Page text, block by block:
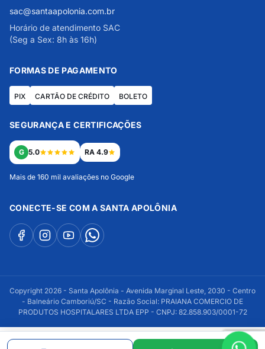
sac@santaapolonia.com.br
Horário de atendimento SAC
(Seg a Sex: 8h às 16h)
FORMAS DE PAGAMENTO
PIX CARTÃO DE CRÉDITO BOLETO
SEGURANÇA E CERTIFICAÇÕES
G 5.0 RA 4.9
Mais de 160 mil avaliações no Google
CONECTE-SE COM A SANTA APOLÔNIA
Copyright 2026 - Santa Apolônia - Avenida Marginal Leste, 2030 - Centro
- Balneário Camboriú/SC - Razão Social: PRAIANA COMERCIO DE
PRODUTOS HOSPITALARES LTDA EPP - CNPJ: 82.858.903/0001-72